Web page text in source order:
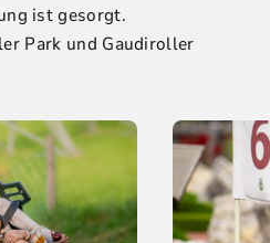
ist gesorgt.
Park und Gaudiroller